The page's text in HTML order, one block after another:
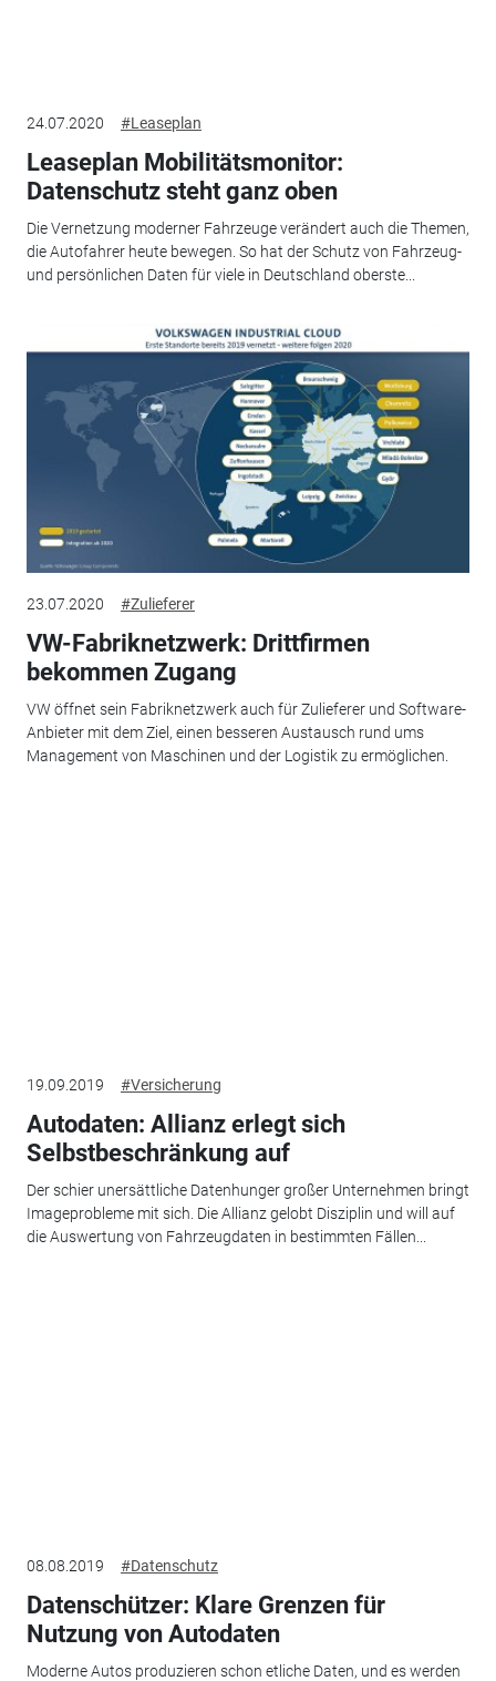
24.07.2020 #Leaseplan
Leaseplan Mobilitätsmonitor:
Datenschutz steht ganz oben
Die Vernetzung moderner Fahrzeuge verändert auch die Themen,
die Autofahrer heute bewegen. So hat der Schutz von Fahrzeug-
und persönlichen Daten für viele in Deutschland oberste...
23.07.2020 #Zulieferer
VW-Fabriknetzwerk: Drittfirmen
bekommen Zugang
VW öffnet sein Fabriknetzwerk auch für Zulieferer und Software-
Anbieter mit dem Ziel, einen besseren Austausch rund ums
Management von Maschinen und der Logistik zu ermöglichen.
19.09.2019 #Versicherung
Autodaten: Allianz erlegt sich
Selbstbeschränkung auf
Der schier unersättliche Datenhunger großer Unternehmen bringt
Imageprobleme mit sich. Die Allianz gelobt Disziplin und will auf
die Auswertung von Fahrzeugdaten in bestimmten Fällen...
08.08.2019 #Datenschutz
Datenschützer: Klare Grenzen für
Nutzung von Autodaten
Moderne Autos produzieren schon etliche Daten, und es werden